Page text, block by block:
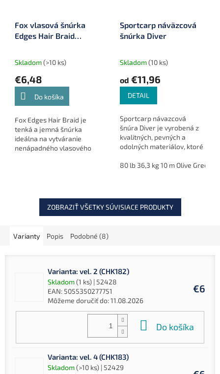
Fox vlasová šnúrka
Edges Hair Braid
Skladom(>10 ks)
€6,48
Do košíka
Fox Edges Hair Braid je
tenká a jemná šnúrka
ideálna na vytváranie
nenápadného vlasového
Sportcarp náväzcová
šnúrka Diver
Skladom(10 ks)
od €11,96
DETAIL
Sportcarp návazcová
šnúra Diver je vyrobená z
kvalitných, pevných a
odolných materiálov, ktoré
dne bez potreby bročkov
80 lb 36,3 kg 10 m Olive Green
ZOBRAZIŤ VŠETKY SÚVISIACE PRODUKTY
Varianty Popis Podobné (8)
Varianta: vel. 2 (CHK182)
Skladom(1 ks) | 52428
EAN: 5055350277751
Môžeme doručiť do:11.08.2026
€6
Do košíka
Varianta: vel. 4 (CHK183)
Skladom(>10 ks) | 52429